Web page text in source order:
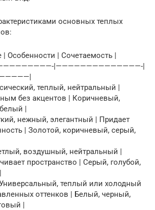
основных теплых
Особенности | Сочетаемость |
|——————————————-|
теплый, нейтральный |
без акцентов | Коричневый,
|
нежный, элегантный | Придает
| Золотой, коричневый, серый,
воздушный, нейтральный |
пространство | Серый, голубой,
теплый или холодный
оттенков | Белый, черный,
|